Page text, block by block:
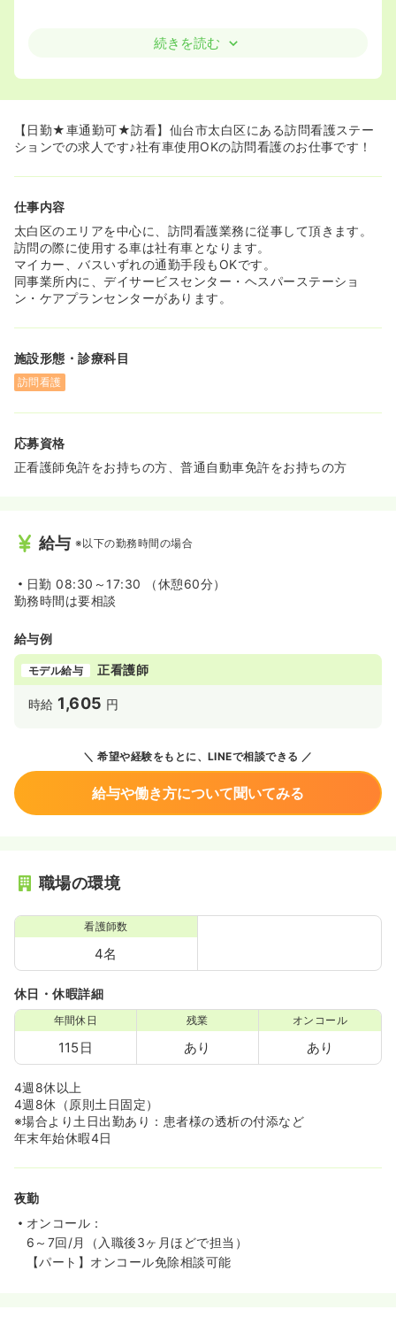
続きを読む
【日勤★車通勤可★訪看】仙台市太白区にある訪問看護ステー
ションでの求人です♪社有車使用OKの訪問看護のお仕事です！
仕事内容
太白区のエリアを中心に、訪問看護業務に従事して頂きます。
訪問の際に使用する車は社有車となります。
マイカー、バスいずれの通勤手段もOKです。
同事業所内に、デイサービスセンター・ヘスパーステーショ
ン・ケアプランセンターがあります。
施設形態・診療科目
訪問看護
応募資格
正看護師免許をお持ちの方、普通自動車免許をお持ちの方
給与 ※以下の勤務時間の場合
日勤 08:30～17:30 （休憩60分）
勤務時間は要相談
給与例
モデル給与 正看護師
時給 1,605 円
希望や経験をもとに、LINEで相談できる
給与や働き方について聞いてみる
職場の環境
看護師数
4名
休日・休暇詳細
年間休日
115日
残業
あり
オンコール
あり
4週8休以上
4週8休（原則土日固定）
※場合より土日出勤あり：患者様の透析の付添など
年末年始休暇4日
夜勤
オンコール：
6～7回/月（入職後3ヶ月ほどで担当）
【パート】オンコール免除相談可能